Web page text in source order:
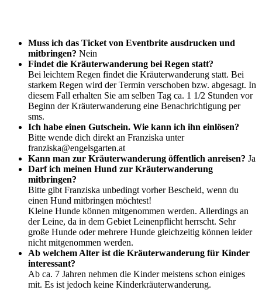
Muss ich das Ticket von Eventbrite ausdrucken und
mitbringen? Nein
Findet die Kräuterwanderung bei Regen statt?
Bei leichtem Regen findet die Kräuterwanderung statt. Bei
starkem Regen wird der Termin verschoben bzw. abgesagt. In
diesem Fall erhalten Sie am selben Tag ca. 1 1/2 Stunden vor
Beginn der Kräuterwanderung eine Benachrichtigung per
sms.
Ich habe einen Gutschein. Wie kann ich ihn einlösen?
Bitte wende dich direkt an Franziska unter
franziska@engelsgarten.at
Kann man zur Kräuterwanderung öffentlich anreisen? Ja
Darf ich meinen Hund zur Kräuterwanderung
mitbringen?
Bitte gibt Franziska unbedingt vorher Bescheid, wenn du
einen Hund mitbringen möchtest!
Kleine Hunde können mitgenommen werden. Allerdings an
der Leine, da in dem Gebiet Leinenpflicht herrscht. Sehr
große Hunde oder mehrere Hunde gleichzeitig können leider
nicht mitgenommen werden.
Ab welchem Alter ist die Kräuterwanderung für Kinder
interessant?
Ab ca. 7 Jahren nehmen die Kinder meistens schon einiges
mit. Es ist jedoch keine Kinderkräuterwanderung.